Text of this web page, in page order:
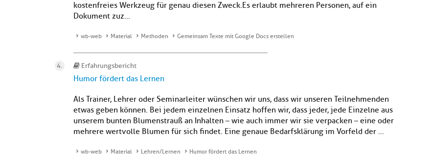
kostenfreies Werkzeug für genau diesen Zweck.Es erlaubt mehreren Personen, auf ein
Dokument zuz...
wb-web Material Methoden Gemeinsam Texte mit Google Docs erstellen
Erfahrungsbericht
Humor fördert das Lernen
Als Trainer, Lehrer oder Seminarleiter wünschen wir uns, dass wir unseren Teilnehmenden
etwas geben können. Bei jedem einzelnen Einsatz hoffen wir, dass jeder, jede Einzelne aus
unserem bunten Blumenstrauß an Inhalten – wie auch immer wir sie verpacken – eine oder
mehrere wertvolle Blumen für sich findet. Eine genaue Bedarfsklärung im Vorfeld der ...
wb-web Material Lehren/Lernen Humor fördert das Lernen